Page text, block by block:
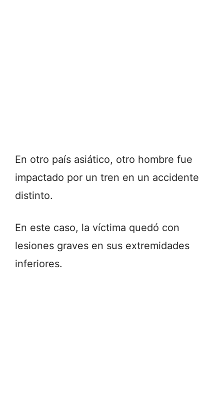
En otro país asiático, otro hombre fue
impactado por un tren en un accidente
distinto.
En este caso, la víctima quedó con
lesiones graves en sus extremidades
inferiores.